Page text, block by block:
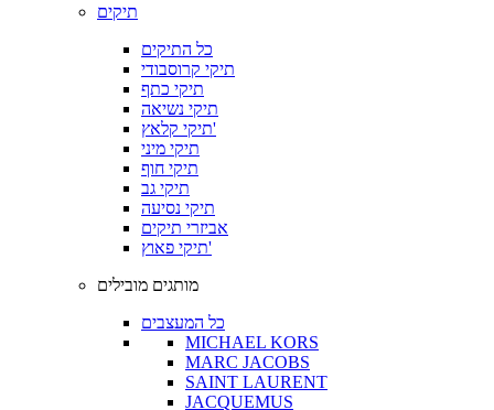
תיקים
כל התיקים
תיקי קרוסבודי
תיקי כתף
תיקי נשיאה
תיקי קלאץ'
תיקי מיני
תיקי חוף
תיקי גב
תיקי נסיעה
אביזרי תיקים
תיקי פאוץ'
מותגים מובילים
כל המעצבים
MICHAEL KORS
MARC JACOBS
SAINT LAURENT
JACQUEMUS